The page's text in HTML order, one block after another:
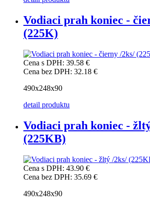
Vodiaci prah koniec -
(225K)
Cena s DPH: 39.58 €
Cena bez DPH: 32.18 €
490x248x90
detail produktu
Vodiaci prah koniec -
(225KB)
Cena s DPH: 43.90 €
Cena bez DPH: 35.69 €
490x248x90